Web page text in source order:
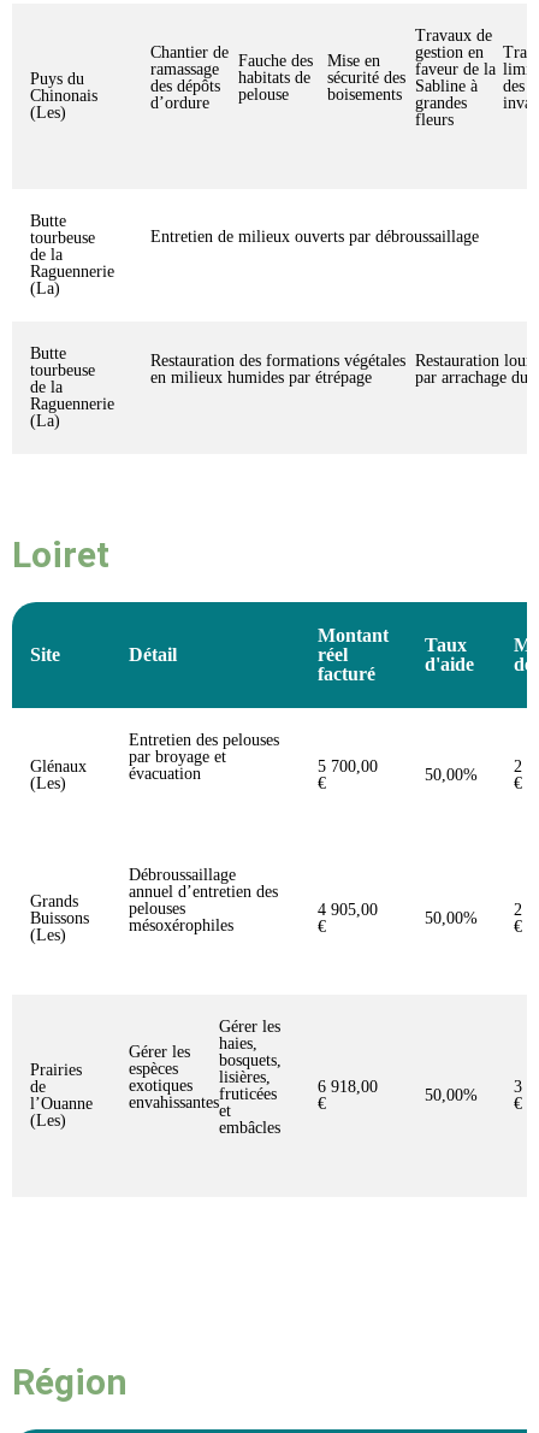
Puys du
Chinonais
(Les)
Chantier de
ramassage
des dépôts
d’ordure
Fauche des
habitats de
pelouse
Mise en
sécurité des
boisements
Travaux de
gestion en
faveur de la
Sabline à
grandes
fleurs
des
Butte
tourbeuse
de la
Raguennerie
(La)
Entretien de milieux ouverts par débroussaillage
Butte
tourbeuse
de la
Raguennerie
(La)
Restauration des formations végétales
en milieux humides par étrépage
Restauration
par arrachage du
Loiret
Site Détail
Montant
réel
facturé
Taux
d'aide
de
Glénaux
(Les)
Entretien des pelouses
par broyage et
évacuation
5 700,00
€
50,00%
2
€
Grands
Buissons
(Les)
Débroussaillage
annuel d’entretien des
pelouses
mésoxérophiles
4 905,00
€
50,00%
2
€
Prairies
de
l’Ouanne
(Les)
Gérer les
espèces
exotiques
envahissantes
Gérer les
haies,
bosquets,
lisières,
fruticées
et
embâcles
6 918,00
€
50,00%
3
€
Région